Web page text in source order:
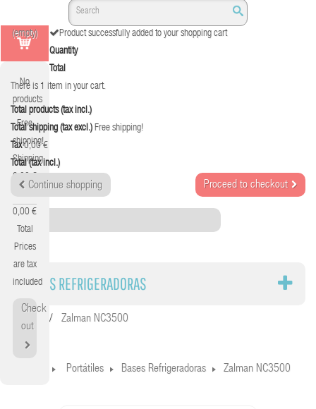
(empty)
No
products
Free
shipping!
Shipping
0,00 €
0,00 €
Total
Prices
are tax
included
Check
out
Product successfully added to your shopping cart
Quantity
Total
There is 1 item in your cart.
Total products (tax incl.)
Total shipping (tax excl.) Free shipping!
Tax 0,00 €
Total (tax incl.)
Continue shopping Proceed to checkout
Category
BASES REFRIGERADORAS
Home Zalman NC3500
Portátiles Bases Refrigeradoras Zalman NC3500